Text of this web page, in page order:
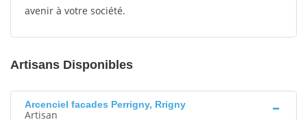
avenir à votre société.
Artisans Disponibles
Arcenciel facades Perrigny, Rrigny
Artisan